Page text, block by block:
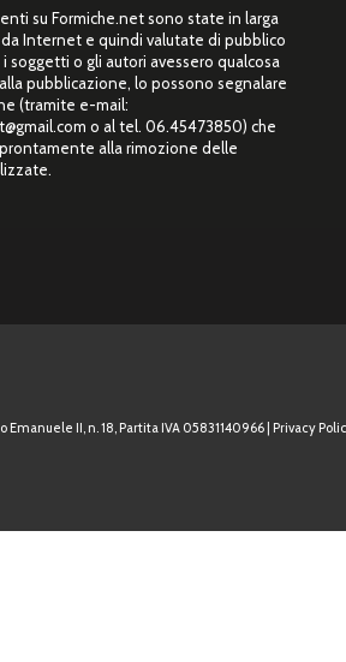
su Formiche.net sono state in larga
Internet e quindi valutate di pubblico
soggetti o gli autori avessero qualcosa
pubblicazione, lo possono segnalare
(tramite e-mail:
o al tel. 06.45473850) che
alla rimozione delle